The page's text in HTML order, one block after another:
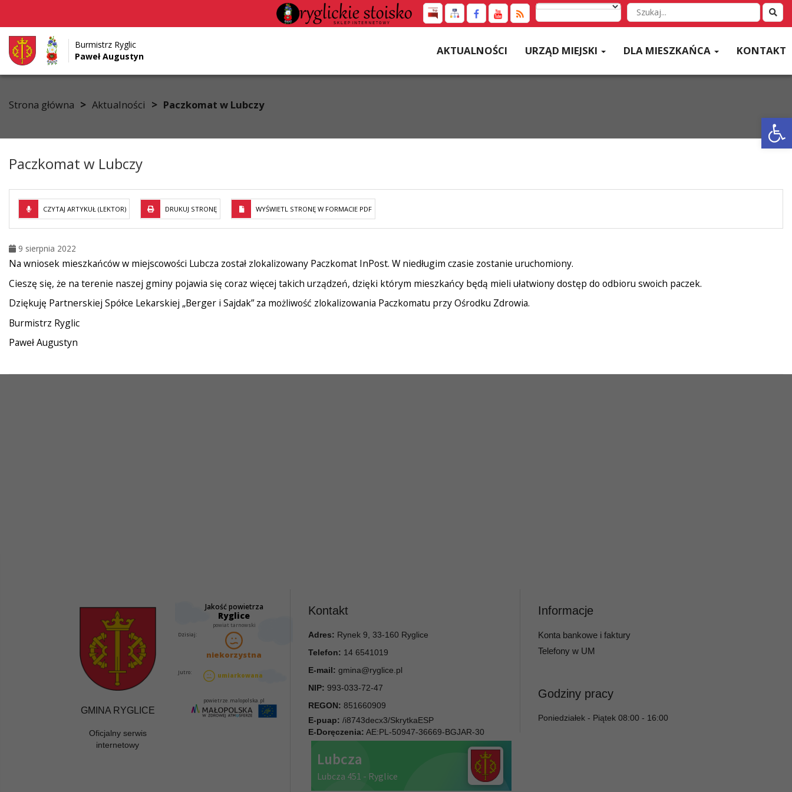
Przejdź do menu
Przejdź do głównej treści strony
Przejdź do stopki strony
Wyszukaj
w
Burmistrz Ryglic
Paweł Augustyn
AKTUALNOŚCI URZĄD MIEJSKI DLA MIESZKAŃCA KONTAKT
Strona główna > Aktualności > Paczkomat w Lubczy
Paczkomat w Lubczy
CZYTAJ ARTYKUŁ (LEKTOR) DRUKUJ STRONĘ WYŚWIETL STRONĘ W FORMACIE PDF
9 sierpnia 2022
Na wniosek mieszkańców w miejscowości Lubcza został zlokalizowany Paczkomat InPost. W niedługim czasie zostanie uruchomiony.
Cieszę się, że na terenie naszej gminy pojawia się coraz więcej takich urządzeń, dzięki którym mieszkańcy będą mieli ułatwiony dostęp do odbioru swoich paczek.
Dziękuję Partnerskiej Spółce Lekarskiej „Berger i Sajdak” za możliwość zlokalizowania Paczkomatu przy Ośrodku Zdrowia.
Burmistrz Ryglic
Paweł Augustyn
GMINA RYGLICE
Oficjalny serwis
internetowy
Kontakt
Adres: Rynek 9, 33-160 Ryglice
Telefon: 14 6541019
E-mail: gmina@ryglice.pl
NIP: 993-033-72-47
REGON: 851660909
E-puap: /i8743decx3/SkrytkaESP
E-Doręczenia: AE:PL-50947-36669-BGJAR-30
Informacje
Konta bankowe i faktury
Telefony w UM
Godziny pracy
Poniedziałek - Piątek 08:00 - 16:00